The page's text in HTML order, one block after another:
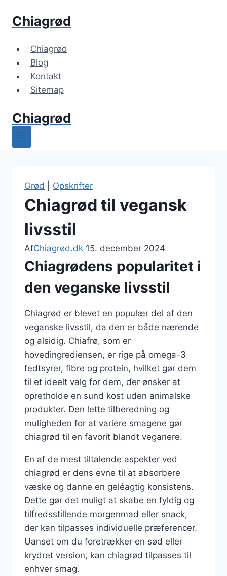
Chiagrød
Chiagrød
Blog
Kontakt
Sitemap
Chiagrød
Grød Opskrifter
Chiagrød til vegansk
livsstil
AfChiagrød.dk 15. december 2024
Chiagrødens popularitet i
den veganske livsstil
Chiagrød er blevet en populær del af den
veganske livsstil, da den er både nærende
og alsidig. Chiafrø, som er
hovedingrediensen, er rige på omega-3
fedtsyrer, fibre og protein, hvilket gør dem
til et ideelt valg for dem, der ønsker at
opretholde en sund kost uden animalske
produkter. Den lette tilberedning og
muligheden for at variere smagene gør
chiagrød til en favorit blandt veganere.
En af de mest tiltalende aspekter ved
chiagrød er dens evne til at absorbere
væske og danne en geléagtig konsistens.
Dette gør det muligt at skabe en fyldig og
tilfredsstillende morgenmad eller snack,
der kan tilpasses individuelle præferencer.
Uanset om du foretrækker en sød eller
krydret version, kan chiagrød tilpasses til
enhver smag.